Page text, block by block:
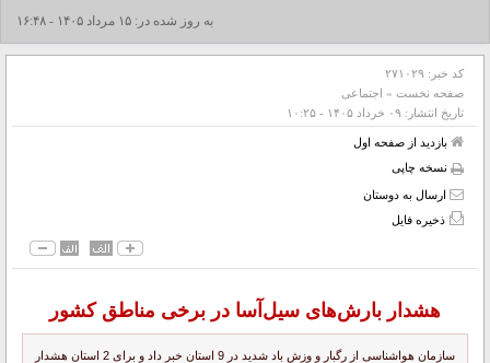
شد+فیلم به روز شده در: ۱۵ مرداد ۱۴۰۵ - ۱۶:۴۸
کد خبر: ۲۷۱۰۲۹
صفحه نخست » اجتماعی
تاریخ انتشار: ۰۹ خرداد ۱۴۰۵ - ۱۰:۲۵
بازدید از صفحه اول
نسخه چاپی
ارسال به دوستان
ذخیره فایل
هشدار بارش‌های سیل‌آسا در برخی مناطق کشور
سازمان هواشناسی از رگبار و وزش باد شدید در 9 استان خبر داد و برای 2 استان هشدار